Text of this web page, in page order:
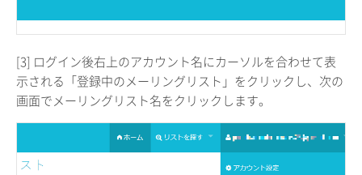
[3] ログイン後右上のアカウント名にカーソルを合わせて表
示される「登録中のメーリングリスト」をクリックし、次の
画面でメーリングリスト名をクリックします。